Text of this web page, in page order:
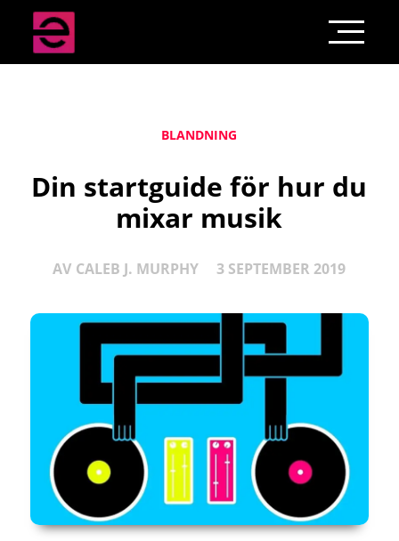
BLANDNING
Din startguide för hur du
mixar musik
AV CALEB J. MURPHY 3 SEPTEMBER 2019